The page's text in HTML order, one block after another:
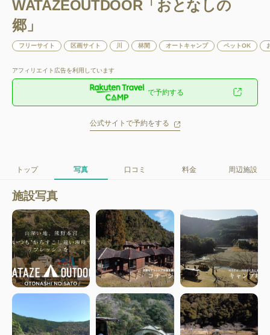
WATAZEOUTDOOR「おとなしの
郷」
フリーサイト 区画サイト 林間 オートキャンプ ペットOK
アフィリエイト広告を利用しています
で予約する
公式サイトで予約をする
トップ 写真 口コミ 料金 周辺施設
施設写真